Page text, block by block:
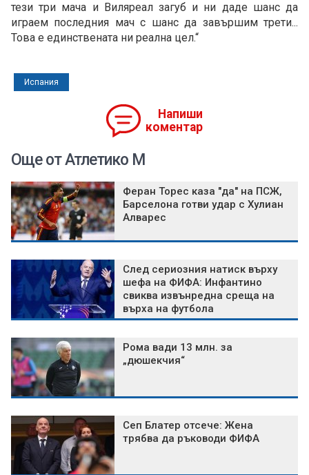
тези три мача и Виляреал загуб и ни даде шанс да
играем последния мач с шанс да завършим трети...
Това е единствената ни реална цел.“
Испания
Напиши
коментар
Още от Атлетико М
Феран Торес каза "да" на ПСЖ,
Барселона готви удар с Хулиан
Алварес
След сериозния натиск върху
шефа на ФИФА: Инфантино
свиква извънредна среща на
върха на футбола
Рома вади 13 млн. за
„дюшекчия“
Сеп Блатер отсече: Жена
трябва да ръководи ФИФА